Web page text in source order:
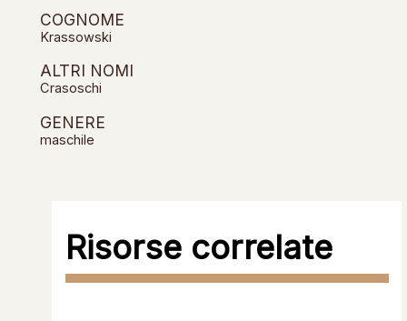
Risorse correlate
COGNOME
Krassowski
ALTRI NOMI
Crasoschi
GENERE
maschile